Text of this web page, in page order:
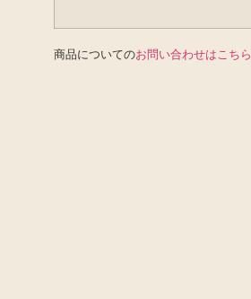
商品についてのお問い合わせはこちら